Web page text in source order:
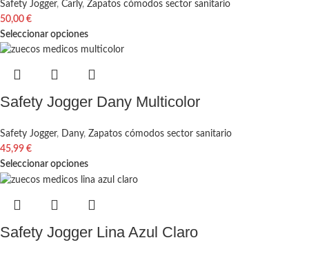
Safety Jogger, Carly, Zapatos cómodos sector sanitario
50,00 €
Seleccionar opciones
Safety Jogger Dany Multicolor
Safety Jogger, Dany, Zapatos cómodos sector sanitario
45,99 €
Seleccionar opciones
Safety Jogger Lina Azul Claro